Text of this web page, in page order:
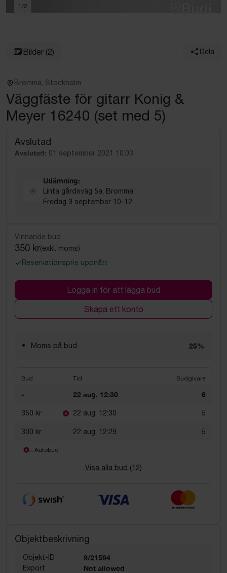
1 /2
Bilder (2) Dela
Bromma, Stockholm
Väggfäste för gitarr Konig &
Meyer 16240 (set med 5)
Avslutad
Avslutad: 01 september 2021 10:03
Utlämning:
Linta gårdsväg 5a, Bromma
Fredag 3 september 10-12
Vinnande bud
350 kr(exkl. moms)
Reservationspris uppnått
Logga in för att lägga bud
Skapa ett konto
Moms på bud 25%
Bud Tid Budgivare
- 22 aug. 12:30 6
350 kr 22 aug. 12:30 5
300 kr 22 aug. 12:29 5
= Autobud
Visa alla bud (12)
Objektbeskrivning
Objekt-ID 9/21594
Export Not allowed